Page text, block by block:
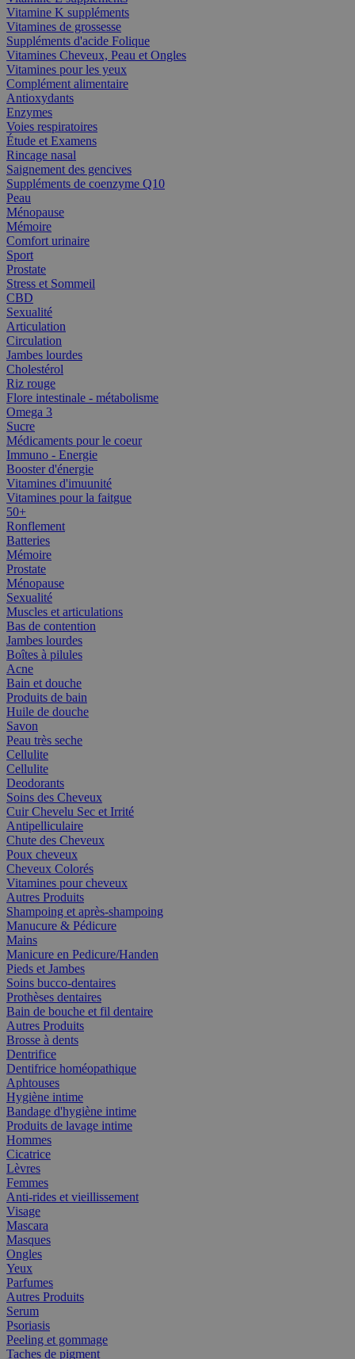
Vitamine K suppléments
Vitamines de grossesse
Suppléments d'acide Folique
Vitamines Cheveux, Peau et Ongles
Vitamines pour les yeux
Complément alimentaire
Antioxydants
Enzymes
Voies respiratoires
Étude et Examens
Rincage nasal
Saignement des gencives
Suppléments de coenzyme Q10
Peau
Ménopause
Mémoire
Comfort urinaire
Sport
Prostate
Stress et Sommeil
CBD
Sexualité
Articulation
Circulation
Jambes lourdes
Cholestérol
Riz rouge
Flore intestinale - métabolisme
Omega 3
Sucre
Médicaments pour le coeur
Immuno - Energie
Booster d'énergie
Vitamines d'imuunité
Vitamines pour la faitgue
50+
Ronflement
Batteries
Mémoire
Prostate
Ménopause
Sexualité
Muscles et articulations
Bas de contention
Jambes lourdes
Boîtes à pilules
Acne
Bain et douche
Produits de bain
Huile de douche
Savon
Peau très seche
Cellulite
Cellulite
Deodorants
Soins des Cheveux
Cuir Chevelu Sec et Irrité
Antipelliculaire
Chute des Cheveux
Poux cheveux
Cheveux Colorés
Vitamines pour cheveux
Autres Produits
Shampoing et après-shampoing
Manucure & Pédicure
Mains
Manicure en Pedicure/Handen
Pieds et Jambes
Soins bucco-dentaires
Prothèses dentaires
Bain de bouche et fil dentaire
Autres Produits
Brosse à dents
Dentrifice
Dentifrice homéopathique
Aphtouses
Hygiène intime
Bandage d'hygiène intime
Produits de lavage intime
Hommes
Cicatrice
Lèvres
Femmes
Anti-rides et vieillissement
Visage
Mascara
Masques
Ongles
Yeux
Parfumes
Autres Produits
Serum
Psoriasis
Peeling et gommage
Taches de pigment